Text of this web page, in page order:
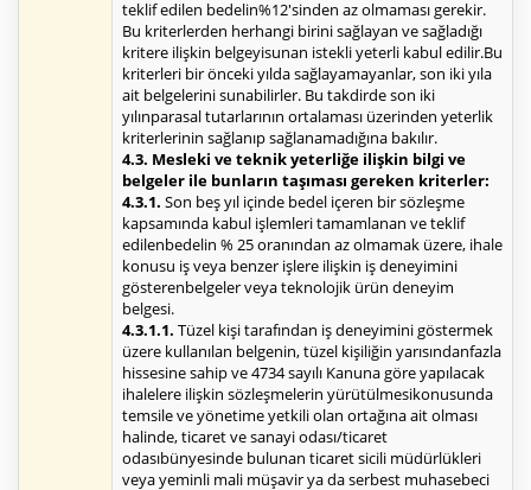
teklif edilen bedelin%12'sinden az olmaması gerekir.
Bu kriterlerden herhangi birini sağlayan ve sağladığı
kritere ilişkin belgeyisunan istekli yeterli kabul edilir.Bu
kriterleri bir önceki yılda sağlayamayanlar, son iki yıla
ait belgelerini sunabilirler. Bu takdirde son iki
yılınparasal tutarlarının ortalaması üzerinden yeterlik
kriterlerinin sağlanıp sağlanamadığına bakılır.
4.3. Mesleki ve teknik yeterliğe ilişkin bilgi ve
belgeler ile bunların taşıması gereken kriterler:
4.3.1. Son beş yıl içinde bedel içeren bir sözleşme
kapsamında kabul işlemleri tamamlanan ve teklif
edilenbedelin % 25 oranından az olmamak üzere, ihale
konusu iş veya benzer işlere ilişkin iş deneyimini
gösterenbelgeler veya teknolojik ürün deneyim
belgesi.
4.3.1.1. Tüzel kişi tarafından iş deneyimini göstermek
üzere kullanılan belgenin, tüzel kişiliğin yarısındanfazla
hissesine sahip ve 4734 sayılı Kanuna göre yapılacak
ihalelere ilişkin sözleşmelerin yürütülmesikonusunda
temsile ve yönetime yetkili olan ortağına ait olması
halinde, ticaret ve sanayi odası/ticaret
odasıbünyesinde bulunan ticaret sicili müdürlükleri
veya yeminli mali müşavir ya da serbest muhasebeci